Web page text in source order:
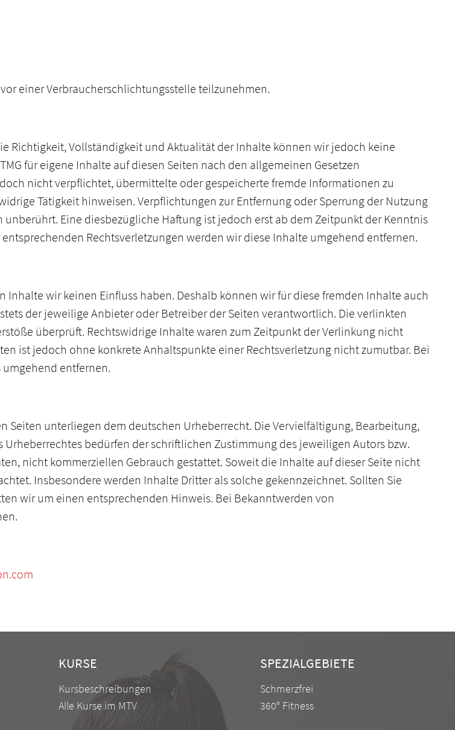
einer Verbraucherschlichtungsstelle teilzunehmen.
Richtigkeit, Vollständigkeit und Aktualität der Inhalte können wir jedoch keine
für eigene Inhalte auf diesen Seiten nach den allgemeinen Gesetzen
nicht verpflichtet, übermittelte oder gespeicherte fremde Informationen zu
Tätigkeit hinweisen. Verpflichtungen zur Entfernung oder Sperrung der Nutzung
Eine diesbezügliche Haftung ist jedoch erst ab dem Zeitpunkt der Kenntnis
Rechtsverletzungen werden wir diese Inhalte umgehend entfernen.
Inhalte wir keinen Einfluss haben. Deshalb können wir für diese fremden Inhalte auch
der jeweilige Anbieter oder Betreiber der Seiten verantwortlich. Die verlinkten
überprüft. Rechtswidrige Inhalte waren zum Zeitpunkt der Verlinkung nicht
ist jedoch ohne konkrete Anhaltspunkte einer Rechtsverletzung nicht zumutbar. Bei
entfernen.
Seiten unterliegen dem deutschen Urheberrecht. Die Vervielfältigung, Bearbeitung,
bedürfen der schriftlichen Zustimmung des jeweiligen Autors bzw.
nicht kommerziellen Gebrauch gestattet. Soweit die Inhalte auf dieser Seite nicht
Insbesondere werden Inhalte Dritter als solche gekennzeichnet. Sollten Sie
wir um einen entsprechenden Hinweis. Bei Bekanntwerden von
KURSE
Kursbeschreibungen
Alle Kurse im MTV
SPEZIALGEBIETE
Schmerzfrei
360° Fitness